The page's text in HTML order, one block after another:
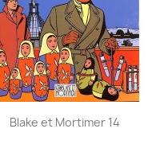
Aperçu rapide
Blake et Mortimer 14